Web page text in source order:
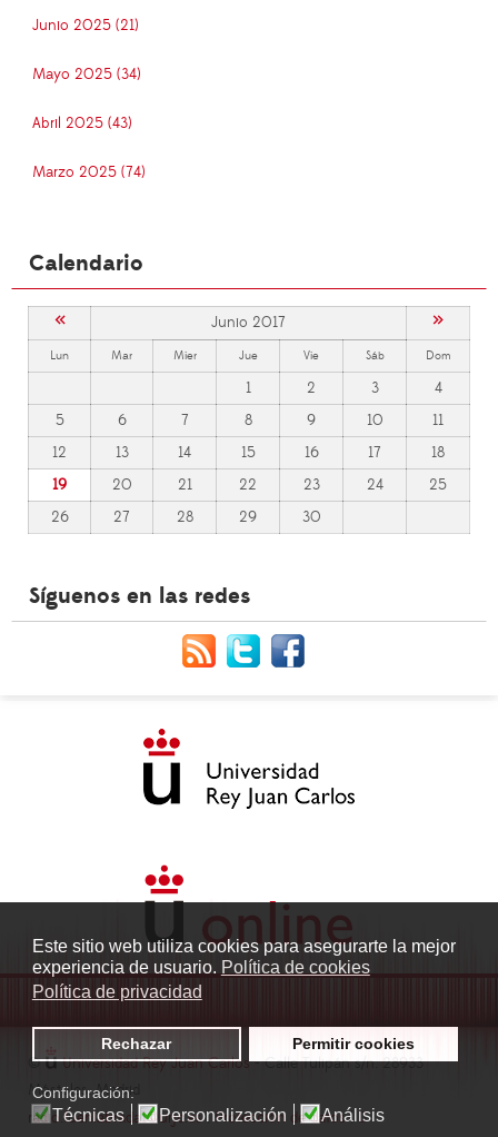
Este sitio web utiliza cookies para asegurarte la mejor
experiencia de usuario. Política de cookies
Política de privacidad
Rechazar Permitir cookies
Configuración:
Técnicas Personalización Análisis
Junio 2025 (21)
Mayo 2025 (34)
Abril 2025 (43)
Marzo 2025 (74)
Calendario
« Junio 2017 »
Lun Mar Mier Jue Vie Sáb Dom
1 2 3
4
5
6 7 8 9 10
11
12
13 14 15 16 17
18
19
20 21 22 23 24
25
26
27 28 29 30
Síguenos en las redes
© Universidad Rey Juan Carlos- Calle Tulipán s/n. 28933
Móstoles. Madrid
radio.fuenlabrada1@urjc.es|Protección de datos|